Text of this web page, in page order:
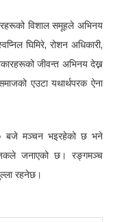
विशाल समूहले अभिनय
घिमिरे, रोशन अधिकारी,
जीवन्त अभिनय देख्न
एउटा यथार्थपरक ऐना
बजे मञ्चन भइरहेको छ भने
जनाएको छ। रङ्गमञ्च
रहनेछ।